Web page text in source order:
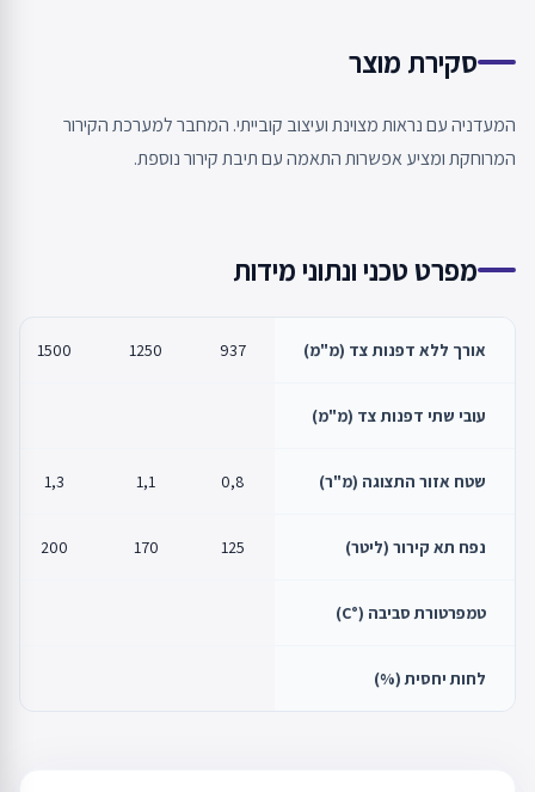
סקירת מוצר
המעדניה עם נראות מצוינת ועיצוב קובייתי. המחבר למערכת הקירור
המרוחקת ומציע אפשרות התאמה עם תיבת קירור נוספת.
מפרט טכני ונתוני מידות
אורך ללא דפנות צד (מ"מ) 937
1250
1500
עובי שתי דפנות צד (מ"מ)
שטח אזור התצוגה (מ"ר) 0,8
1,1
1,3
נפח תא קירור (ליטר) 125
170
200
טמפרטורת סביבה (°C)
לחות יחסית (%)